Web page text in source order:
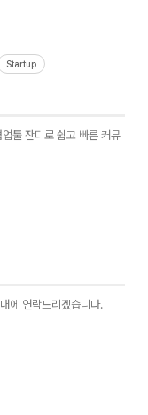
Startup
툴 잔디로 쉽고 빠른 커뮤
에 연락드리겠습니다.